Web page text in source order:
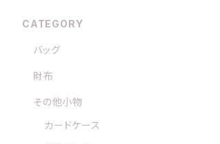
CATEGORY
バッグ
財布
その他小物
カードケース